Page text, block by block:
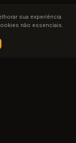
sua experiência.
não essenciais.